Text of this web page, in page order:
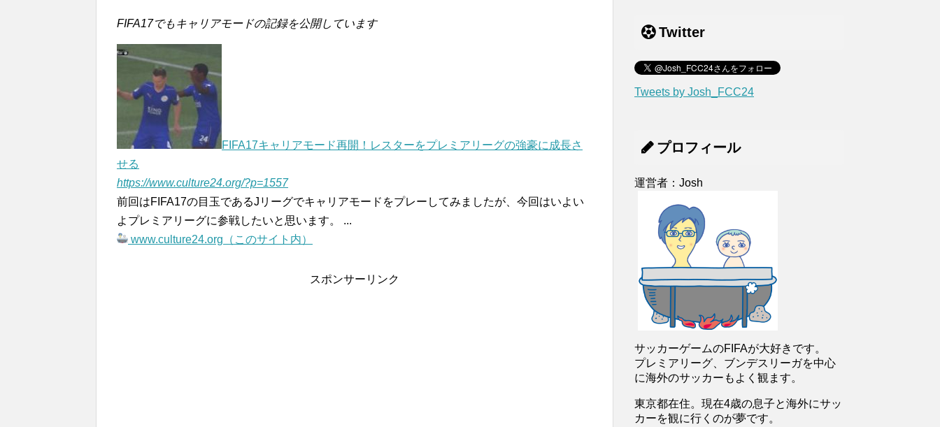
FIFA17でもキャリアモードの記録を公開しています
FIFA17キャリアモード再開！レスターをプレミアリーグの強豪に成長さ
せる
https://www.culture24.org/?p=1557
前回はFIFA17の目玉であるJリーグでキャリアモードをプレーしてみましたが、今回はいよい
よプレミアリーグに参戦したいと思います。 ...
www.culture24.org（このサイト内）
スポンサーリンク
Twitter
Tweets by Josh_FCC24
プロフィール
運営者：Josh
サッカーゲームのFIFAが大好きです。
プレミアリーグ、ブンデスリーガを中心
に海外のサッカーもよく観ます。
東京都在住。現在4歳の息子と海外にサッ
カーを観に行くのが夢です。